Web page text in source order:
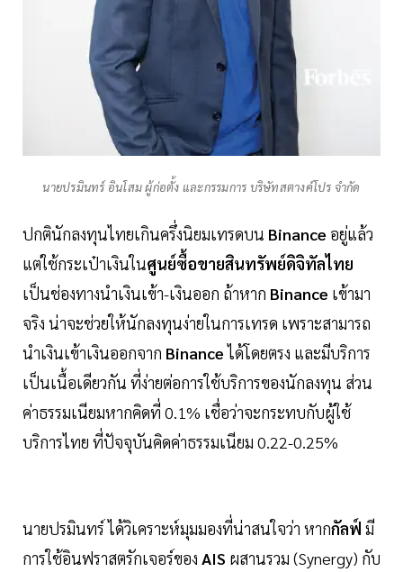
นายปรมินทร์ อินโสม ผู้ก่อตั้ง และกรรมการ บริษัทสตางค์โปร จำกัด
ปกตินักลงทุนไทยเกินครึ่งนิยมเทรดบน Binance อยู่แล้ว
แต่ใช้กระเป๋าเงินในศูนย์ซื้อขายสินทรัพย์ดิจิทัลไทย
เป็นช่องทางนำเงินเข้า-เงินออก ถ้าหาก Binance เข้ามา
จริง น่าจะช่วยให้นักลงทุนง่ายในการเทรด เพราะสามารถ
นำเงินเข้าเงินออกจาก Binanceได้โดยตรง และมีบริการ
เป็นเนื้อเดียวกัน ที่ง่ายต่อการใช้บริการของนักลงทุน ส่วน
ค่าธรรมเนียมหากคิดที่ 0.1% เชื่อว่าจะกระทบกับผู้ใช้
บริการไทย ที่ปัจจุบันคิดค่าธรรมเนียม 0.22-0.25%
นายปรมินทร์ ได้วิเคราะห์มุมมองที่น่าสนใจว่า หากกัลฟ์ มี
การใช้อินฟราสตรักเจอร์ของ AIS ผสานรวม (Synergy) กับ